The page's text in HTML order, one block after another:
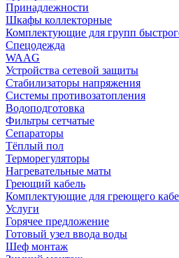
Принадлежности
Шкафы коллекторные
Комплектующие для групп
Спецодежда
WAAG
Устройства сетевой защиты
Стабилизаторы напряжения
Системы противозатопления
Водоподготовка
Фильтры сетчатые
Сепараторы
Тёплый пол
Терморегуляторы
Нагревательные маты
Греющий кабель
Комплектующие для греющего
Услуги
Горячее предложение
Готовый узел ввода воды
Шеф монтаж